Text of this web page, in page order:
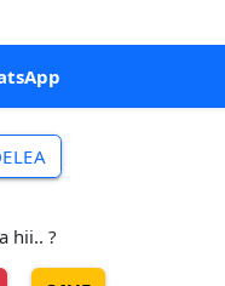
hii.. ?